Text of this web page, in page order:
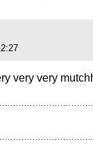
very very